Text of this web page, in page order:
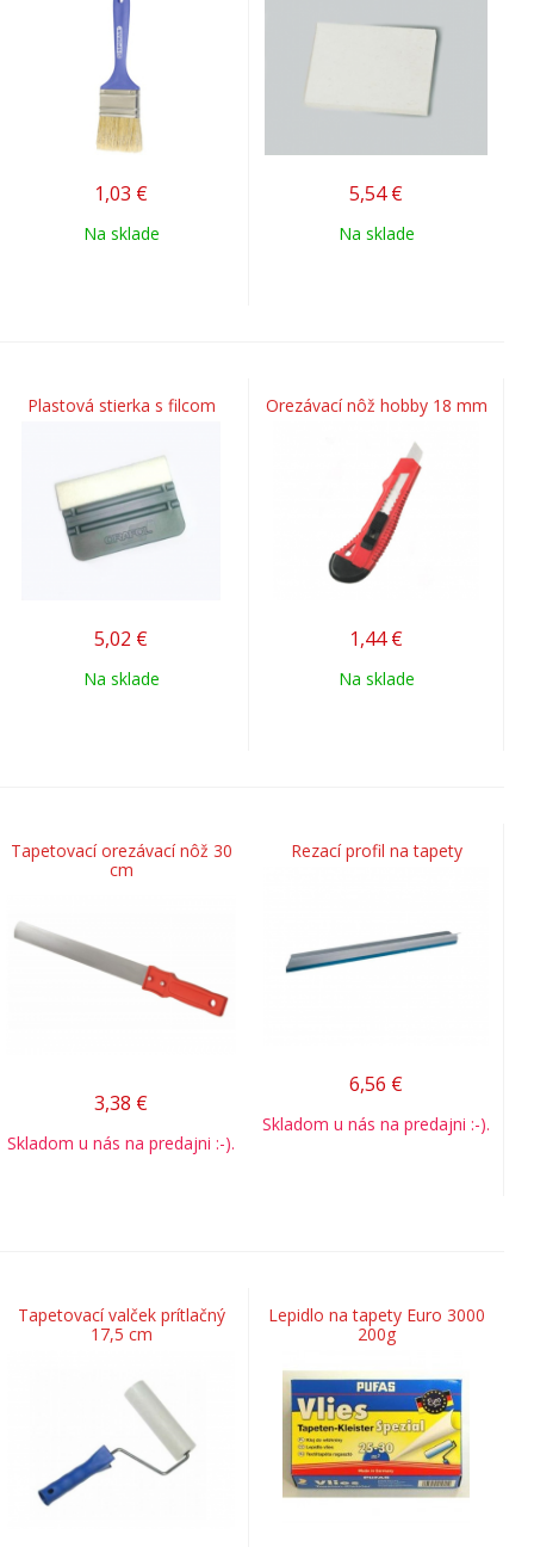
1,03 €
Na sklade
5,54 €
Na sklade
Plastová stierka s filcom
5,02 €
Na sklade
Orezávací nôž hobby 18 mm
1,44 €
Na sklade
Tapetovací orezávací nôž 30
cm
3,38 €
Skladom u nás na predajni :-).
Rezací profil na tapety
6,56 €
Skladom u nás na predajni :-).
Tapetovací valček prítlačný
17,5 cm
Lepidlo na tapety Euro 3000
200g